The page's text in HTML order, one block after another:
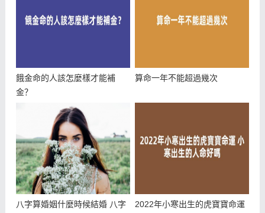
餓金命的人該怎麼樣才能補
金？
算命一年不能超過幾次
八字算婚姻什麼時候結婚 八字
2022年小寒出生的虎寶寶命運